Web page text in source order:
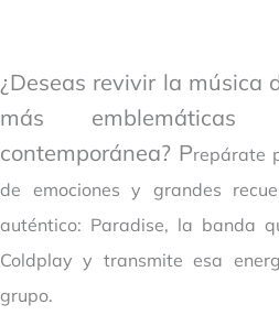
¿Deseas revivir la música
más
contemporánea? Prepárate
de emociones y grandes
auténtico: Paradise, la banda
Coldplay y transmite esa
grupo.